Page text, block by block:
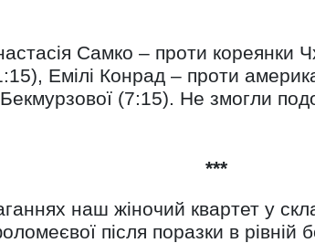
Самко – проти кореянки
Емілі Конрад – проти
(7:15). Не змогли
***
наш жіночий квартет у
після поразки в рівній